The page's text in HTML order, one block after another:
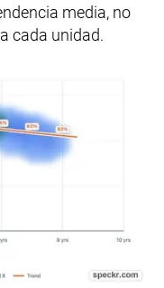
media, no
cada unidad.